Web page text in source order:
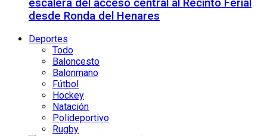
escalera del acceso central al Recinto Ferial
desde Ronda del Henares
Deportes
Todo
Baloncesto
Balonmano
Fútbol
Hockey
Natación
Polideportivo
Rugby